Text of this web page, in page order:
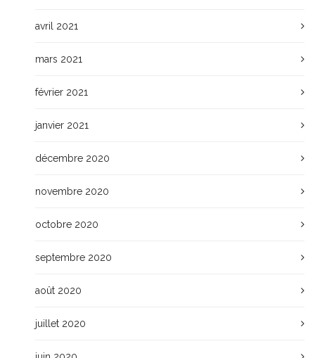
avril 2021
mars 2021
février 2021
janvier 2021
décembre 2020
novembre 2020
octobre 2020
septembre 2020
août 2020
juillet 2020